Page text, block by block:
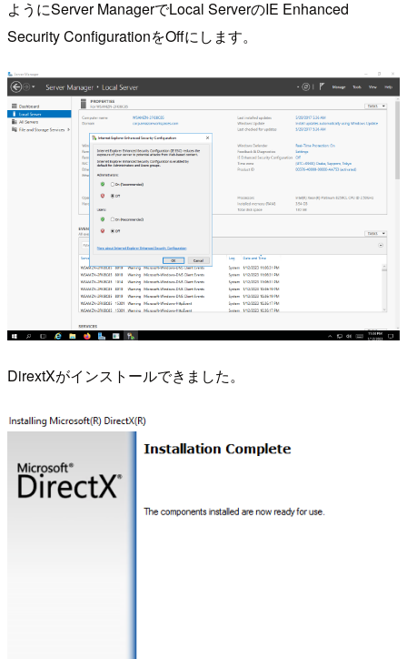
ようにServer ManagerでLocal ServerのIE Enhanced
Security ConfigurationをOffにします。
DirextXがインストールできました。